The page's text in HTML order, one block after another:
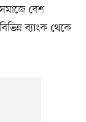
বেশ
ব্যাংক থেকে